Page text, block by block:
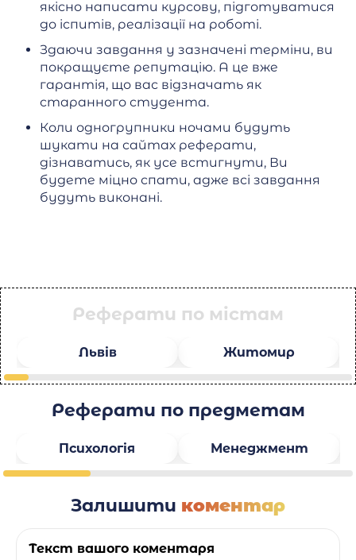
якісно написати курсову, підготуватися
до іспитів, реалізації на роботі.
Здаючи завдання у зазначені терміни, ви
покращуєте репутацію. А це вже
гарантія, що вас відзначать як
старанного студента.
Коли одногрупники ночами будуть
шукати на сайтах реферати,
дізнаватись, як усе встигнути, Ви
будете міцно спати, адже всі завдання
будуть виконані.
Реферати по містам
Львів Житомир
Реферати по предметам
Психологія Менеджмент
Залишити коментар